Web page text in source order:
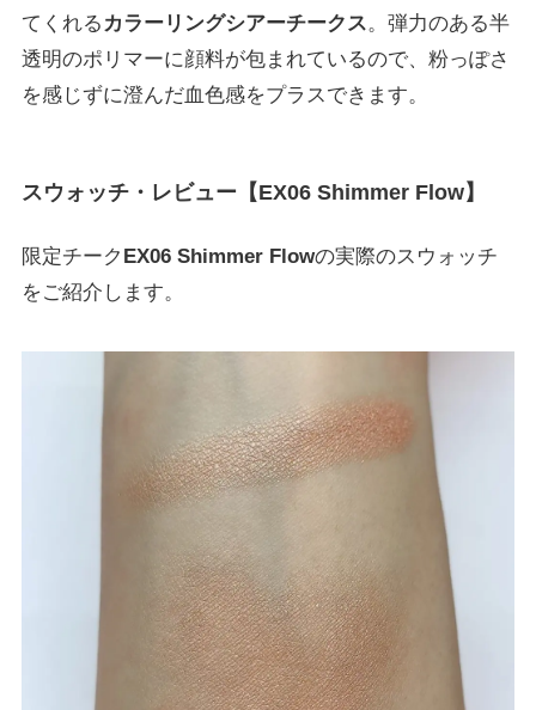
てくれる カラーリングシアーチークス。弾力のある半
透明のポリマーに顔料が包まれているので、粉っぽさ
を感じずに澄んだ血色感をプラスできます。
スウォッチ・レビュー【EX06 Shimmer Flow】
限定チーク EX06 Shimmer Flowの実際のスウォッチ
をご紹介します。